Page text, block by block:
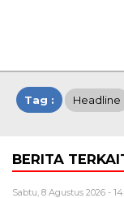
Tag : Headline
BERITA
Sabtu, 8 Agustus 2026 -